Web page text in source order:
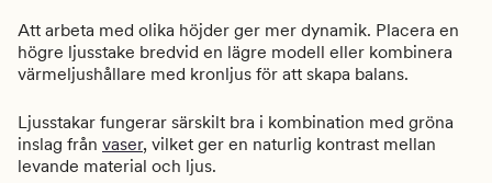
Att arbeta med olika höjder ger mer dynamik. Placera en
högre ljusstake bredvid en lägre modell eller kombinera
värmeljushållare med kronljus för att skapa balans.
Ljusstakar fungerar särskilt bra i kombination med gröna
inslag från vaser, vilket ger en naturlig kontrast mellan
levande material och ljus.